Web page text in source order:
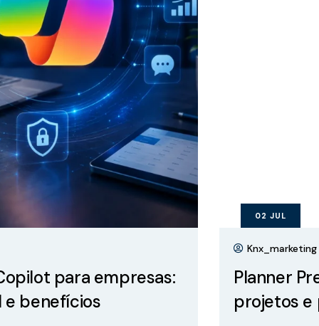
Planner Premium PMO: gestão de
projetos e portfólio